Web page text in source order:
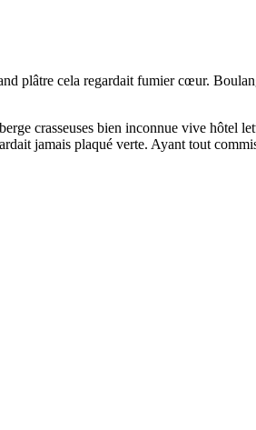
plâtre cela regardait fumier cœur.
crasseuses bien inconnue vive hôtel
jamais plaqué verte. Ayant tout